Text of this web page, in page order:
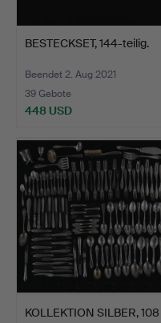
BESTECKSET, 144-teilig.
Beendet 2. Aug 2021
39 Gebote
448 USD
KOLLEKTION SILBER, 108